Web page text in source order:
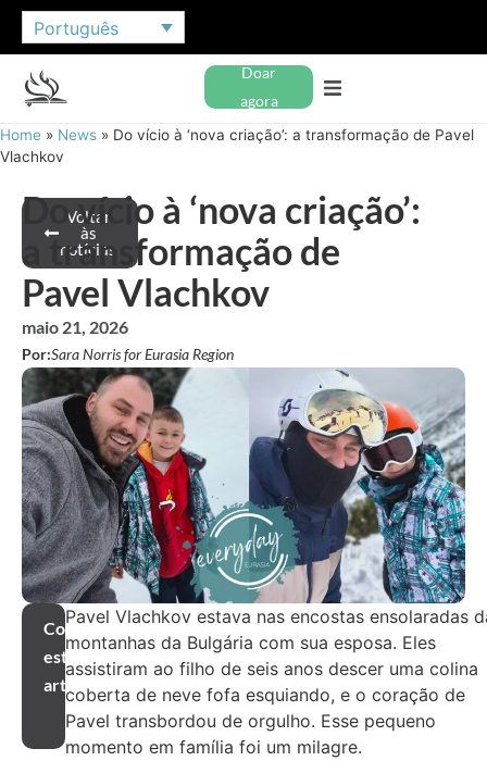
Português
Doar
agora
Home » News » Do vício à ‘nova criação’: a transformação de Pavel
Vlachkov
Voltar
às
notícias
Do vício à ‘nova criação’:
a transformação de
Pavel Vlachkov
maio 21, 2026
Por:Sara Norris for Eurasia Region
Compartilhar
este
artigo
Pavel Vlachkov estava nas encostas ensolaradas
montanhas da Bulgária com sua esposa. Eles
assistiram ao filho de seis anos descer uma colina
coberta de neve fofa esquiando, e o coração de
Pavel transbordou de orgulho. Esse pequeno
momento em família foi um milagre.